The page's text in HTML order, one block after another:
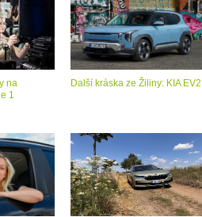
dovolenou
s
Žena
v
na
1
Další kráska ze Žiliny: KIA EV2